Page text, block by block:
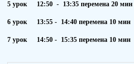
5 урок 12:50 - 13:35 перемена 20 мин
6 урок 13:55 - 14:40 перемена 10 мин
7 урок 14:50 - 15:35 перемена 10 мин